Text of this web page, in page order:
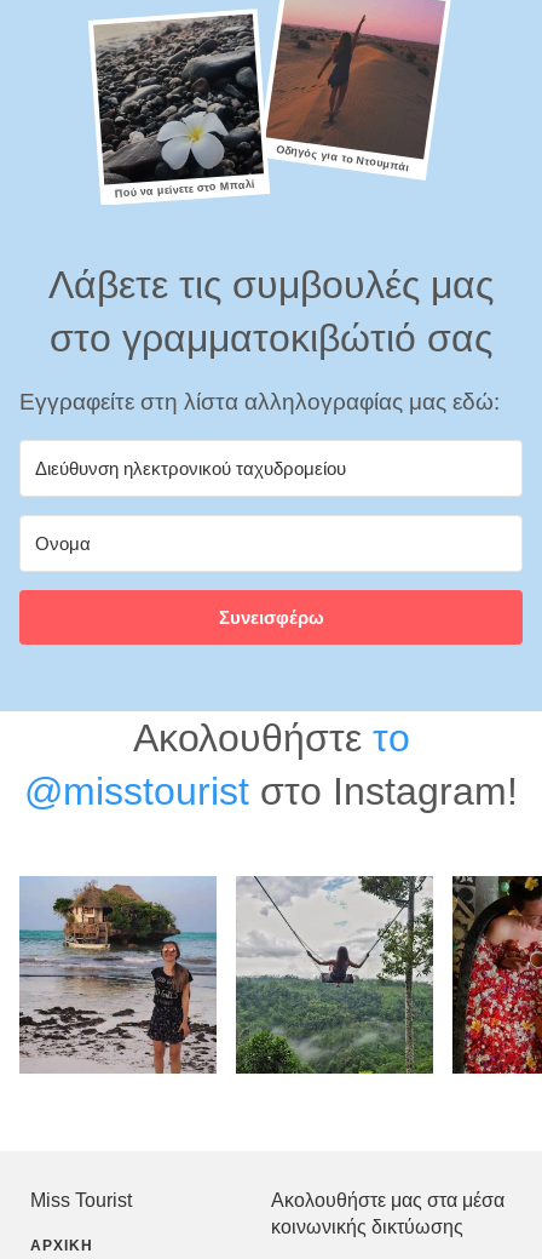
Πού να μείνετε στο Μπαλί
Οδηγός για το Ντουμπάι
Λάβετε τις συμβουλές μας
στο γραμματοκιβώτιό σας
Εγγραφείτε στη λίστα αλληλογραφίας μας εδώ:
Συνεισφέρω
Ακολουθήστε το
@misstourist στο Instagram!
Miss Tourist
ΑΡΧΙΚΉ
Ακολουθήστε μας στα μέσα
κοινωνικής δικτύωσης